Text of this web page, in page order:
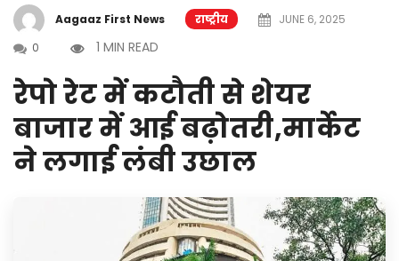
Aagaaz First News राष्ट्रीय
JUNE 6, 2025
0
1 MIN READ
रेपो रेट में कटौती से शेयर
बाजार में आई बढ़ोतरी,मार्केट
ने लगाई लंबी उछाल